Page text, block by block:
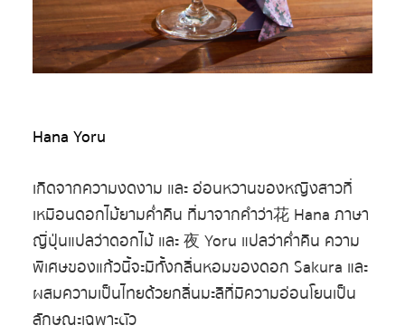
Hana Yoru
เกิดจากความงดงาม และ อ่อนหวานของหญิงสาวที่
เหมือนดอกไม้ยามค่ำคืน ที่มาจากคำว่า花 Hana ภาษา
ญี่ปุ่นแปลว่าดอกไม้ และ 夜 Yoru แปลว่าค่ำคืน ความ
พิเศษของแก้วนี้จะมีทั้งกลิ่นหอมของดอก Sakura และ
ผสมความเป็นไทยด้วยกลิ่นมะลิที่มีความอ่อนโยนเป็น
ลักษณะเฉพาะตัว